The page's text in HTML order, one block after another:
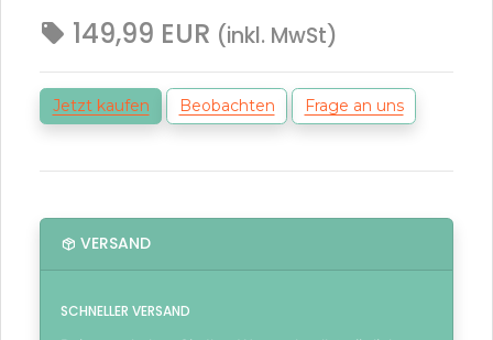
149,99 EUR (inkl. MwSt)
Jetzt kaufen Beobachten Frage an uns
VERSAND
SCHNELLER VERSAND